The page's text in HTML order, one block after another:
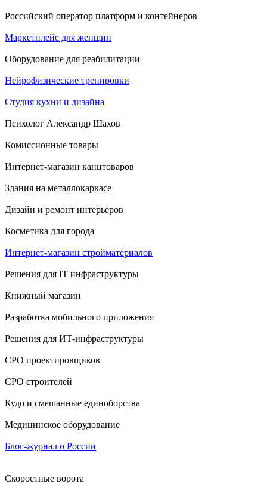
Российский оператор платформ и контейнеров
Маркетплейс для женщин
Оборудование для реабилитации
Нейрофизические тренировки
Студия кухни и дизайна
Психолог Александр Шахов
Комиссионные товары
Интернет-магазин канцтоваров
Здания на металлокаркасе
Дизайн и ремонт интерьеров
Косметика для города
Интернет-магазин стройматериалов
Решения для IT инфраструктуры
Книжный магазин
Разработка мобильного приложения
Решения для ИТ-инфраструктуры
СРО проектировщиков
СРО строителей
Кудо и смешанные единоборства
Медицинское оборудование
Блог-журнал о России
Скоростные ворота